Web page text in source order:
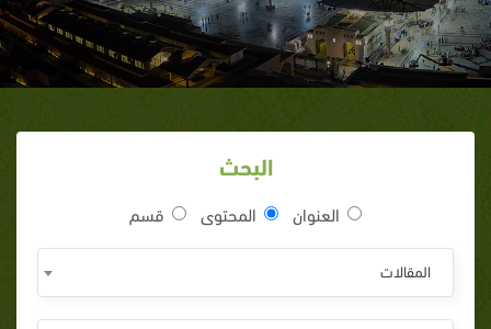
البحث
العنوان المحتوى قسم
المقالات